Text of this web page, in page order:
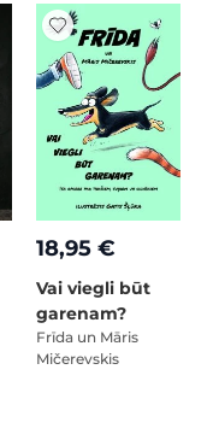
18,95 €
Vai viegli būt
garenam?
Frīda un Māris
Mičerevskis